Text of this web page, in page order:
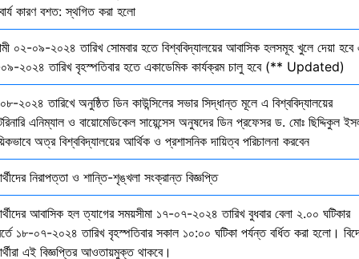
কারণ বশত: স্থগিত করা হলো
০২-০৯-২০২৪ তারিখ সোমবার হতে বিশ্ববিদ্যালয়ের আবাসিক হলসমূহ খুলে দেয়া হবে
২০২৪ তারিখ বৃহস্পতিবার হতে একাডেমিক কার্যক্রম চালু হবে (** Updated)
২০২৪ তারিখে অনুষ্ঠিত ডিন কাউন্সিলের সভার সিদ্ধান্ত মূলে এ বিশ্ববিদ্যালয়ের
এনিম্যাল ও বায়োমেডিকেল সায়েন্সেস অনুষদের ডিন প্রফেসর ড. মোঃ ছিদ্দিকুল
অত্র বিশ্ববিদ্যালয়ের আর্থিক ও প্রশাসনিক দায়িত্ব পরিচালনা করবেন
নিরাপত্তা ও শান্তি-শৃঙ্খলা সংক্রান্ত বিজ্ঞপ্তি
আবাসিক হল ত্যাগের সময়সীমা ১৭-০৭-২০২৪ তারিখ বুধবার বেলা ২.০০ ঘটিকার
১৮-০৭-২০২৪ তারিখ বৃহস্পতিবার সকাল ১০:০০ ঘটিকা পর্যন্ত বর্ধিত করা হলো।
এই বিজ্ঞপ্তির আওতায়মুক্ত থাকবে।